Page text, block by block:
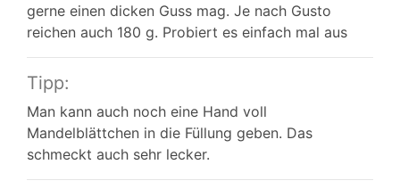
gerne einen dicken Guss mag. Je nach Gusto
reichen auch 180 g. Probiert es einfach mal aus
Tipp:
Man kann auch noch eine Hand voll
Mandelblättchen in die Füllung geben. Das
schmeckt auch sehr lecker.